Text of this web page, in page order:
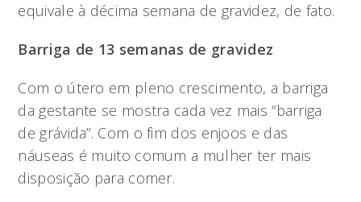
equivale à décima semana de gravidez, de fato.
Barriga de 13 semanas de gravidez
Com o útero em pleno crescimento, a barriga
da gestante se mostra cada vez mais “barriga
de grávida”. Com o fim dos enjoos e das
náuseas é muito comum a mulher ter mais
disposição para comer.